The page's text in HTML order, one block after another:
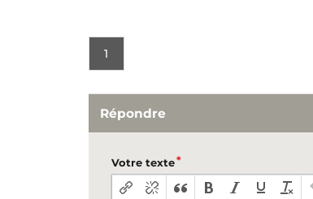
1
Répondre
Votre texte